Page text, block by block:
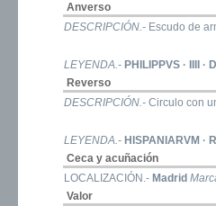
Anverso
DESCRIPCIÓN.- Escudo de
LEYENDA.- PHILIPPVS · IIII ·
Reverso
DESCRIPCIÓN.- Circulo con
LEYENDA.- HISPANIARVM ·
Ceca y acuñación
LOCALIZACIÓN.- Madrid
Valor